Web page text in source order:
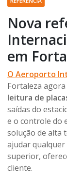
Nova
em
O Aeroporto
Fortaleza
leitura de
saídas do
e o controle do
solução de alta
ajudar qualquer
superior,
cliente.